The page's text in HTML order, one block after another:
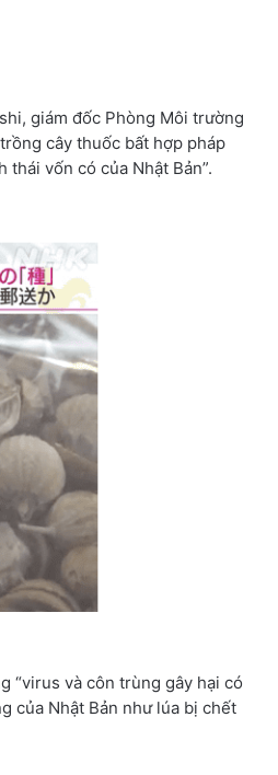
giám đốc Phòng Môi trường
cây thuốc bất hợp pháp
vốn có của Nhật Bản”.
“virus và côn trùng gây hại có
của Nhật Bản như lúa bị chết